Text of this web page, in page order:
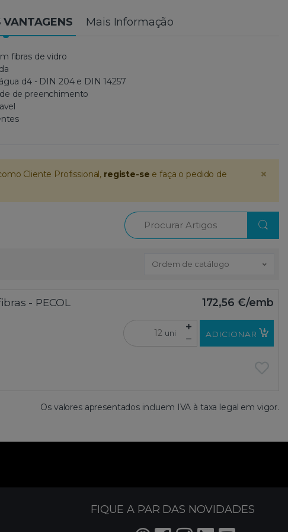
VANTAGENS Mais Informação
fibras de vidro
d4 - DIN 204 e DIN 14257
de preenchimento
×
Cliente Profissional, registe-se e faça o pedido de
Procurar
Ordem de catálogo
- PECOL 172,56 €/emb
uni ADICIONAR
Os valores apresentados incluem IVA à taxa legal em vigor.
FIQUE A PAR DAS NOVIDADES